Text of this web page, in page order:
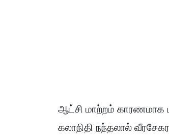
ஆட்சி மாற்றம் காரணமாக
கலாநிதி நந்தலால்